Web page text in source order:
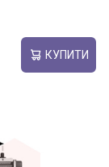
КУПИТИ